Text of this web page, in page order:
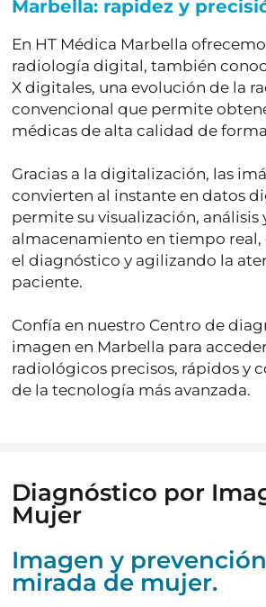
Marbella: rapidez y
En HT Médica Marbella
radiología digital, también
X digitales, una evolución de la
convencional que permite
médicas de alta calidad de
Gracias a la digitalización, las
convierten al instante en datos
permite suvisualización, análisis
almacenamiento en tiempo real
el diagnóstico y agilizando la
paciente.
Confía en nuestro Centro de
imagen en Marbella para
radiológicos precisos, rápidos y
de la tecnología más avanzada.
Diagnóstico por
Mujer
Imagen y
mirada de mujer.